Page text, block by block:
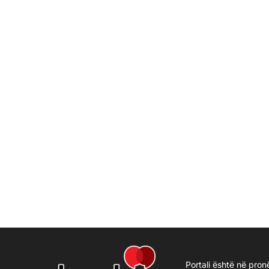
Portali është në